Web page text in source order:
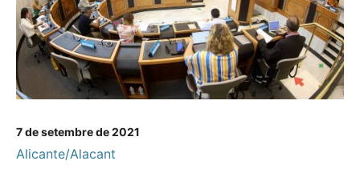
7 de setembre de 2021
Alicante/Alacant